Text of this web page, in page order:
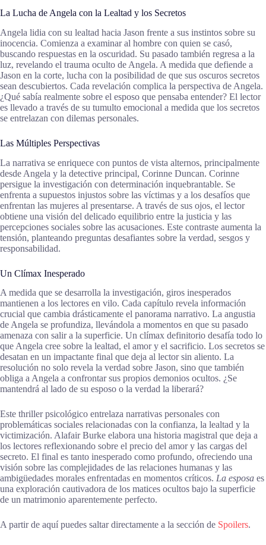
La Lucha de Angela con la Lealtad y los Secretos
Angela lidia con su lealtad hacia Jason frente a sus instintos sobre su
inocencia. Comienza a examinar al hombre con quien se casó,
buscando respuestas en la oscuridad. Su pasado también regresa a la
luz, revelando el trauma oculto de Angela. A medida que defiende a
Jason en la corte, lucha con la posibilidad de que sus oscuros secretos
sean descubiertos. Cada revelación complica la perspectiva de Angela.
¿Qué sabía realmente sobre el esposo que pensaba entender? El lector
es llevado a través de su tumulto emocional a medida que los secretos
se entrelazan con dilemas personales.
Las Múltiples Perspectivas
La narrativa se enriquece con puntos de vista alternos, principalmente
desde Angela y la detective principal, Corinne Duncan. Corinne
persigue la investigación con determinación inquebrantable. Se
enfrenta a supuestos injustos sobre las víctimas y a los desafíos que
enfrentan las mujeres al presentarse. A través de sus ojos, el lector
obtiene una visión del delicado equilibrio entre la justicia y las
percepciones sociales sobre las acusaciones. Este contraste aumenta la
tensión, planteando preguntas desafiantes sobre la verdad, sesgos y
responsabilidad.
Un Clímax Inesperado
A medida que se desarrolla la investigación, giros inesperados
mantienen a los lectores en vilo. Cada capítulo revela información
crucial que cambia drásticamente el panorama narrativo. La angustia
de Angela se profundiza, llevándola a momentos en que su pasado
amenaza con salir a la superficie. Un clímax definitorio desafía todo lo
que Angela cree sobre la lealtad, el amor y el sacrificio. Los secretos se
desatan en un impactante final que deja al lector sin aliento. La
resolución no solo revela la verdad sobre Jason, sino que también
obliga a Angela a confrontar sus propios demonios ocultos. ¿Se
mantendrá al lado de su esposo o la verdad la liberará?
Este thriller psicológico entrelaza narrativas personales con
problemáticas sociales relacionadas con la confianza, la lealtad y la
victimización. Alafair Burke elabora una historia magistral que deja a
los lectores reflexionando sobre el precio del amor y las cargas del
secreto. El final es tanto inesperado como profundo, ofreciendo una
visión sobre las complejidades de las relaciones humanas y las
ambigüedades morales enfrentadas en momentos críticos. La esposa es
una exploración cautivadora de los matices ocultos bajo la superficie
de un matrimonio aparentemente perfecto.
A partir de aquí puedes saltar directamente a la sección de Spoilers.